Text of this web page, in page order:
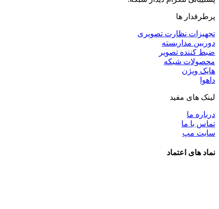
پرطرفدار ها
تجهیزات نظارت تصویری
دوربین مداربسته
ضبط کننده تصویر
محصولات شبکه
هایک ویژن
داهوا
لینک های مفید
درباره ما
تماس با ما
سایت مپ
نماد های اعتماد